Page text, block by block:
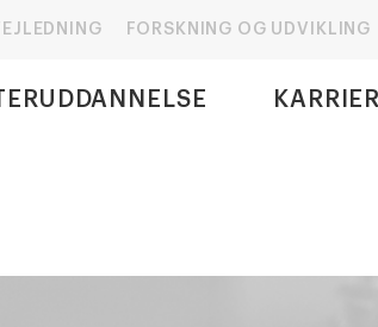
FORSKNING OG UDVIKLING